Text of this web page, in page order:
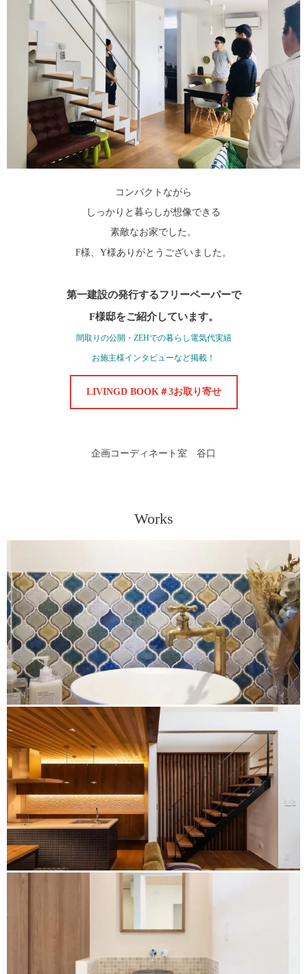
コンパクトながら
しっかりと暮らしが想像できる
素敵なお家でした。
F様、Y様ありがとうございました。
第一建設の発行するフリーペーパーで
F様邸をご紹介しています。
間取りの公開・ZEHでの暮らし電気代実績
お施主様インタビューなど掲載！
LIVINGD BOOK＃3お取り寄せ
企画コーディネート室 谷口
Works